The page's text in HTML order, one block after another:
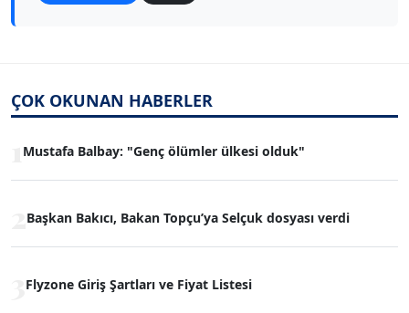
ÇOK OKUNAN HABERLER
Mustafa Balbay: "Genç ölümler ülkesi olduk"
Başkan Bakıcı, Bakan Topçu’ya Selçuk dosyası verdi
Flyzone Giriş Şartları ve Fiyat Listesi